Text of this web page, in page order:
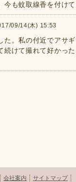
今も蚊取線香を付け
09/14(木) 15:53
た。私の付近でアサ
続けて撮れて好かっ
会社案内 サイトマップ